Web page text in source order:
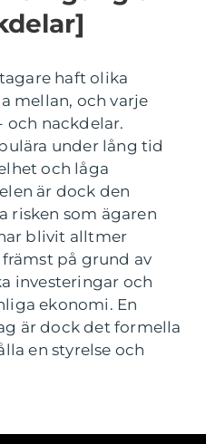
haft olika
mellan, och varje
och nackdelar.
under lång tid
och låga
är dock den
risken som ägaren
blivit alltmer
på grund av
investeringar och
ekonomi. En
är dock det formella
en styrelse och